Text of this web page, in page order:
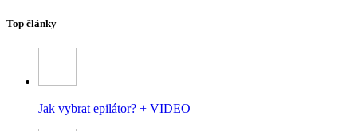
Top články
Jak vybrat epilátor? + VIDEO